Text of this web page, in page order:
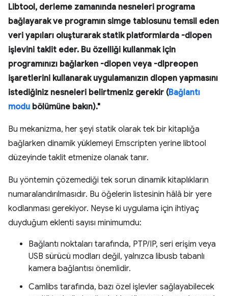
Libtool, derleme zamanında nesneleri programa
bağlayarak ve programın simge tablosunu temsil eden
veri yapıları oluşturarak statik platformlarda -dlopen
işlevini taklit eder. Bu özelliği kullanmak için
programınızı bağlarken -dlopen veya -dlpreopen
işaretlerini kullanarak uygulamanızın dlopen yapmasını
istediğiniz nesneleri belirtmeniz gerekir (Bağlantı
modu bölümüne bakın)."
Bu mekanizma, her şeyi statik olarak tek bir kitaplığa
bağlarken dinamik yüklemeyi Emscripten yerine libtool
düzeyinde taklit etmenize olanak tanır.
Bu yöntemin çözemediği tek sorun dinamik kitaplıkların
numaralandırılmasıdır. Bu öğelerin listesinin hâlâ bir yere
kodlanması gerekiyor. Neyse ki uygulama için ihtiyaç
duyduğum eklenti sayısı minimumdu:
Bağlantı noktaları tarafında, PTP/IP, seri erişim veya
USB sürücü modları değil, yalnızca libusb tabanlı
kamera bağlantısı önemlidir.
Camlibs tarafında, bazı özel işlevler sağlayabilecek